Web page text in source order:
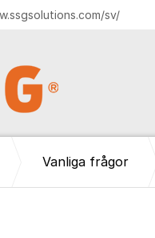
sv/
Vanliga frågor